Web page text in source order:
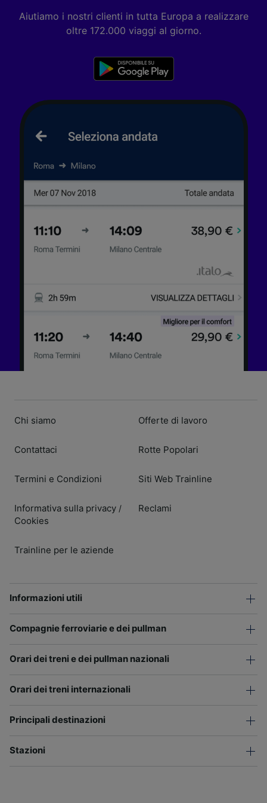
Aiutiamo i nostri clienti in tutta Europa a realizzare
oltre 172.000 viaggi al giorno.
Chi siamo
Contattaci
Termini e Condizioni
Informativa sulla privacy /
Cookies
Trainline per le aziende
Offerte di lavoro
Rotte Popolari
Siti Web Trainline
Reclami
Informazioni utili
Compagnie ferroviarie e dei pullman
Orari dei treni e dei pullman nazionali
Orari dei treni internazionali
Principali destinazioni
Stazioni
dei contenuti e degli annunci, ricerche sul
pubblico, sviluppo di servizi.